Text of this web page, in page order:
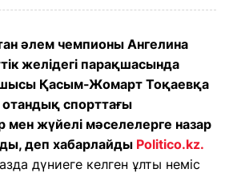
әлем чемпионы Ангелина
желідегі парақшасында
Қасым-Жомарт Тоқаевқа
спорттағы
мен жүйелі мәселелерге назар
деп хабарлайды Politico.kz.
дүниеге келген ұлты неміс